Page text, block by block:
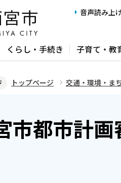
音声読み上
くらし・手続き 子育て・教
トップページ 交通・環境・ま
市都市計